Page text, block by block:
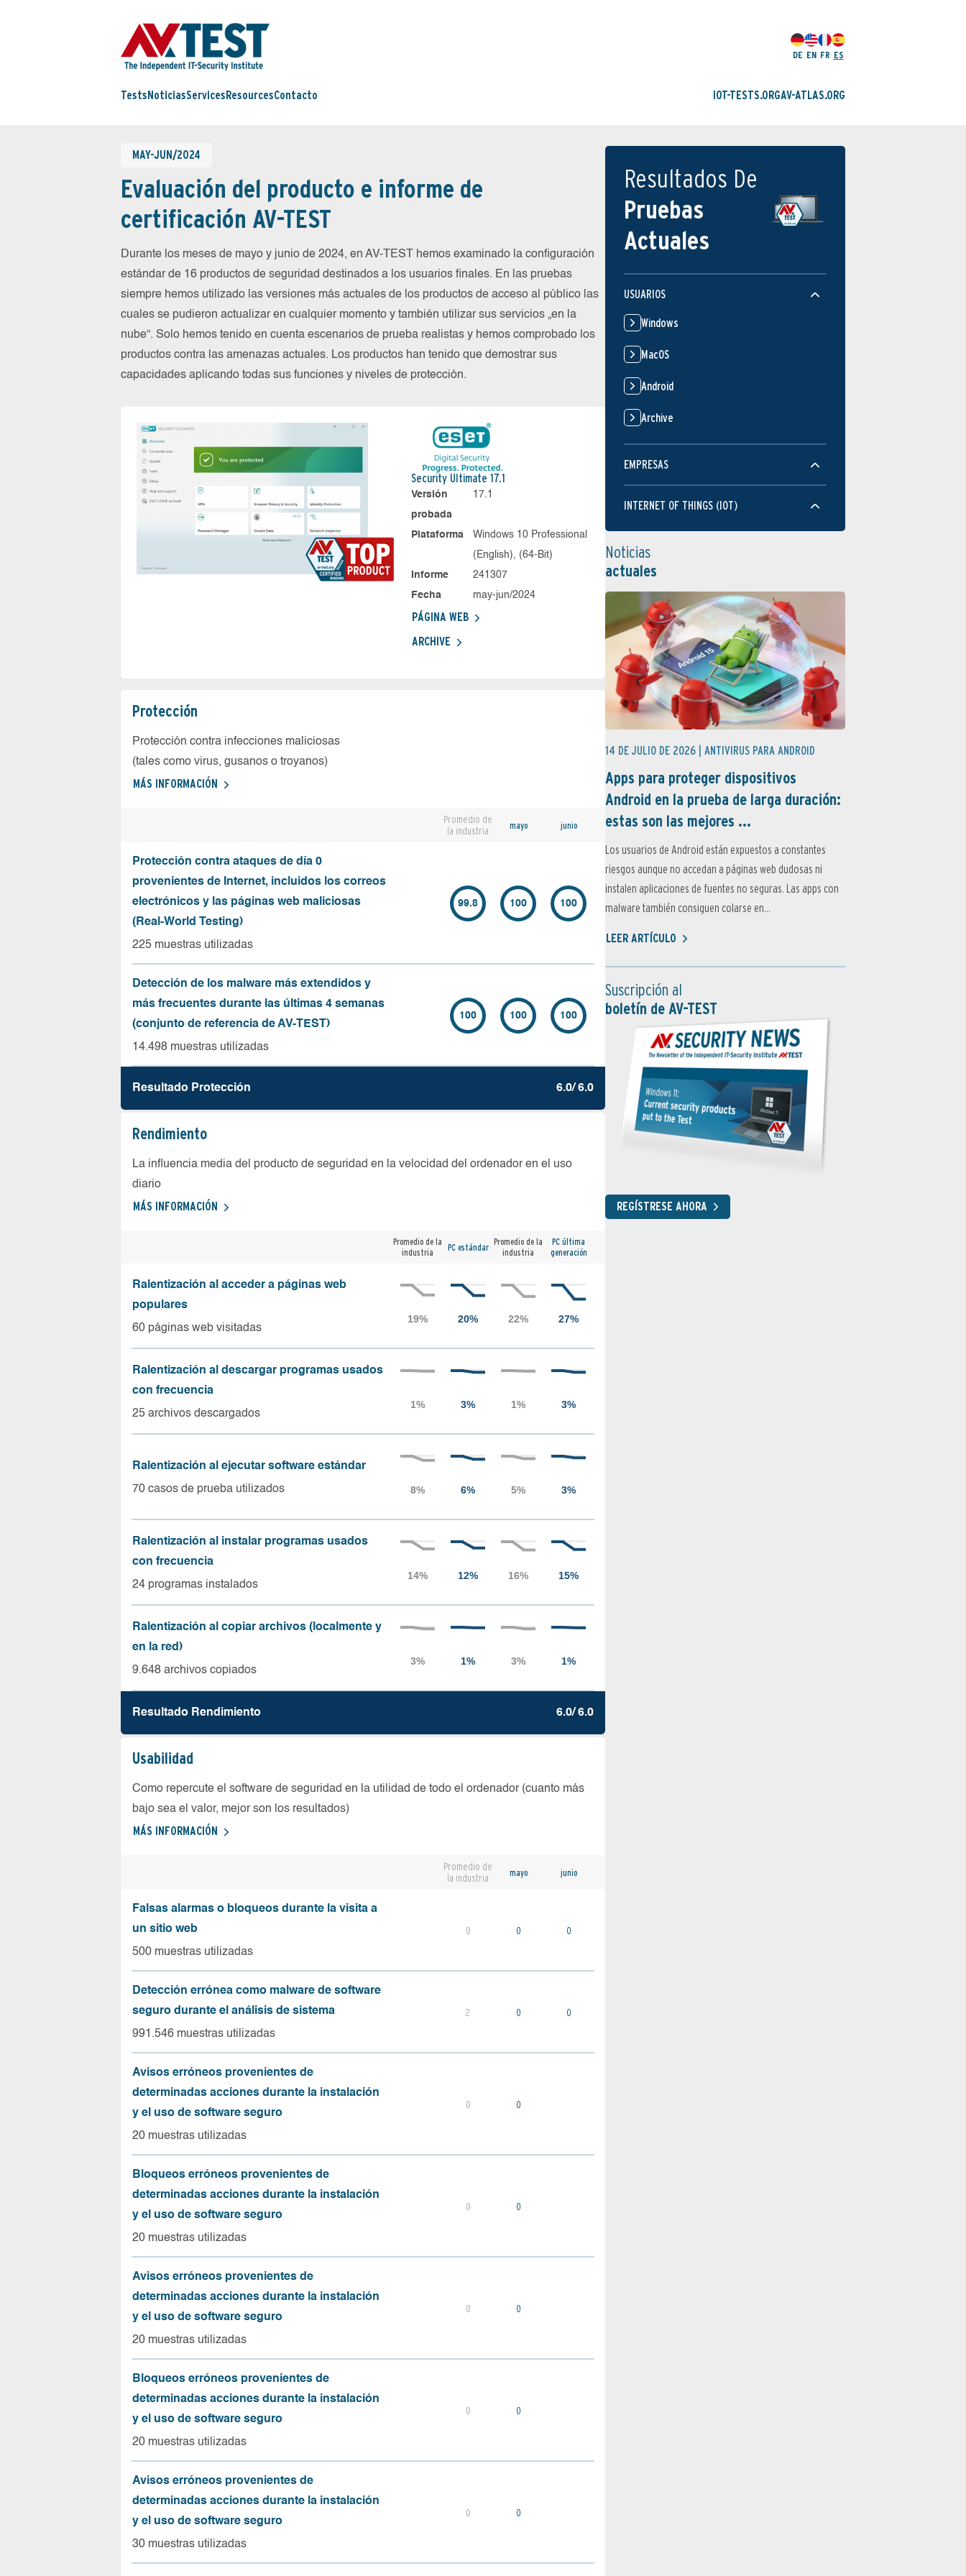
DE EN FR ES
Tests NoticiasServices ResourcesContacto IOT-TESTS.ORGAV-ATLAS.ORG
MAY-JUN/2024
Evaluación del producto e informe de
certificación AV-TEST
Durante los meses de mayo y junio de 2024, en AV-TEST hemos examinado la configuración
estándar de 16 productos de seguridad destinados a los usuarios finales. En las pruebas
siempre hemos utilizado las versiones más actuales de los productos de acceso al público las
cuales se pudieron actualizar en cualquier momento y también utilizar sus servicios „en la
nube“. Solo hemos tenido en cuenta escenarios de prueba realistas y hemos comprobado los
productos contra las amenazas actuales. Los productos han tenido que demostrar sus
capacidades aplicando todas sus funciones y niveles de protección.
Security Ultimate 17.1
Versión
probada
17.1
Plataforma
Windows 10 Professional
(English), (64-Bit)
Informe
241307
Fecha
may-jun/2024
PÁGINA WEB
ARCHIVE
Protección
Protección contra infecciones maliciosas
(tales como virus, gusanos o troyanos)
MÁS INFORMACIÓN
Promedio de
la industria
mayo junio
Protección contra ataques de día 0
provenientes de Internet, incluidos los correos
electrónicos y las páginas web maliciosas
(Real-World Testing)
225 muestras utilizadas
99.8 100 100
Detección de los malware más extendidos y
más frecuentes durante las últimas 4 semanas
(conjunto de referencia de AV-TEST)
14.498 muestras utilizadas
100 100 100
Resultado Protección 6.0/ 6.0
Rendimiento
La influencia media del producto de seguridad en la velocidad del ordenador en el uso
diario
MÁS INFORMACIÓN
Promedio de la
industria
PC estándar Promedio de la
industria
PC última
generación
Ralentización al acceder a páginas web
populares
60 páginas web visitadas
Ralentización al descargar programas usados
con frecuencia
25 archivos descargados
Ralentización al ejecutar software estándar
70 casos de prueba utilizados
Ralentización al instalar programas usados
con frecuencia
24 programas instalados
Ralentización al copiar archivos (localmente y
en la red)
9.648 archivos copiados
Resultado Rendimiento 6.0/ 6.0
Usabilidad
Como repercute el software de seguridad en la utilidad de todo el ordenador (cuanto más
bajo sea el valor, mejor son los resultados)
MÁS INFORMACIÓN
Promedio de
la industria
mayo junio
Falsas alarmas o bloqueos durante la visita a
un sitio web
500 muestras utilizadas
0 0 0
Detección errónea como malware de software
seguro durante el análisis de sistema
991.546 muestras utilizadas
2 0 0
Avisos erróneos provenientes de
determinadas acciones durante la instalación
y el uso de software seguro
20 muestras utilizadas
0 0
Bloqueos erróneos provenientes de
determinadas acciones durante la instalación
y el uso de software seguro
20 muestras utilizadas
0 0
Avisos erróneos provenientes de
determinadas acciones durante la instalación
y el uso de software seguro
20 muestras utilizadas
0 0
Bloqueos erróneos provenientes de
determinadas acciones durante la instalación
y el uso de software seguro
20 muestras utilizadas
0 0
Avisos erróneos provenientes de
determinadas acciones durante la instalación
y el uso de software seguro
30 muestras utilizadas
0 0
Resultados De
Pruebas
Actuales
USUARIOS
Windows
MacOS
Android
Archive
EMPRESAS
INTERNET OF THINGS (IOT)
Noticias
actuales
14 DE JULIO DE 2026 | ANTIVIRUS PARA ANDROID
Apps para proteger dispositivos
Android en la prueba de larga duración:
estas son las mejores ...
Los usuarios de Android están expuestos a constantes
riesgos aunque no accedan a páginas web dudosas ni
instalen aplicaciones de fuentes no seguras. Las apps con
malware también consiguen colarse en...
LEER ARTÍCULO
Suscripción al
boletín de AV-TEST
REGÍSTRESE AHORA